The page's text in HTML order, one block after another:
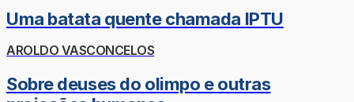
Uma batata quente chamada IPTU
AROLDO VASCONCELOS
Sobre deuses do olimpo e outras